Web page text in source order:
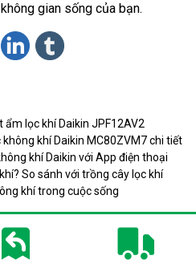
gian sống của bạn.
lọc khí Daikin JPF12AV2
khí Daikin MC80ZVM7 chi tiết
khí Daikin với App điện thoại
So sánh với trồng cây lọc khí
khí trong cuộc sống